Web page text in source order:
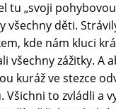
tu „svoji
děti.
kde nám kluci
všechny zážitky. A
kuráž ve stezce
to zvládli a